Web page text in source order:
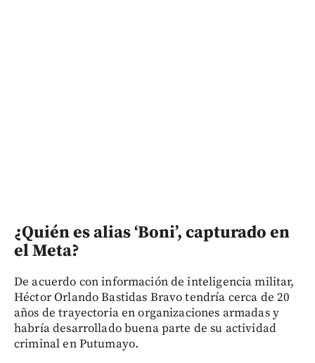
¿Quién es alias ‘Boni’, capturado en
el Meta?
De acuerdo con información de inteligencia militar,
Héctor Orlando Bastidas Bravo tendría cerca de 20
años de trayectoria en organizaciones armadas y
habría desarrollado buena parte de su actividad
criminal en Putumayo.